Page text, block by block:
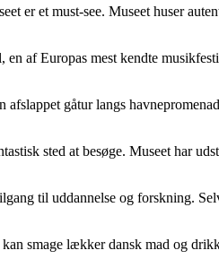
er et must-see. Museet huser
af Europas mest kendte
gåtur langs
sted at besøge. Museet har
til uddannelse og forskning.
smage lækker dansk mad og